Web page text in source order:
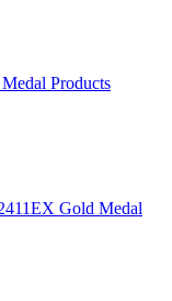
Products